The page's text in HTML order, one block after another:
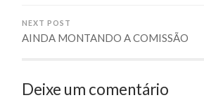
NEXT POST
AINDA MONTANDO A COMISSÃO
Deixe um comentário